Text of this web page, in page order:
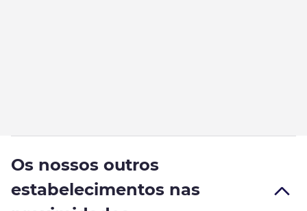
Os nossos outros
estabelecimentos nas